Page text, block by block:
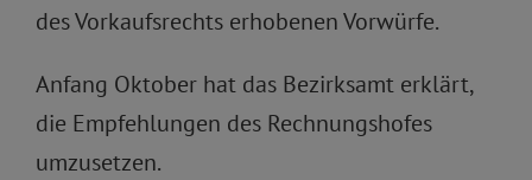
des Vorkaufsrechts erhobenen Vorwürfe.
Anfang Oktober hat das Bezirksamt erklärt,
die Empfehlungen des Rechnungshofes
umzusetzen.